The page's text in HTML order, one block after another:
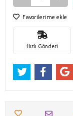
Favorilerime ekle
Hızlı Gönderi